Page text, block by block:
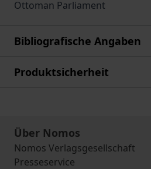
Ottoman Parliament
Bibliografische Angaben
Produktsicherheit
Über Nomos
Nomos Verlagsgesellschaft
Presseservice